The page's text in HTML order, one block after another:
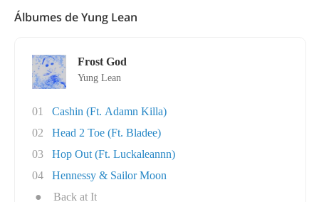
Álbumes de Yung Lean
Frost God
Yung Lean
01
Cashin (Ft. Adamn Killa)
02
Head 2 Toe (Ft. Bladee)
03
Hop Out (Ft. Luckaleannn)
04
Hennessy & Sailor Moon
●
Back at It